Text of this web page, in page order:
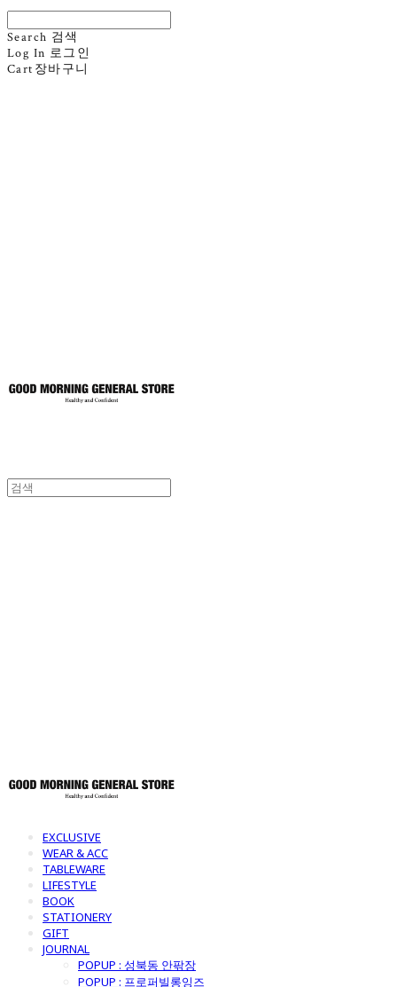
Search 검색
Log In 로그인
Cart 장바구니
EXCLUSIVE
WEAR & ACC
TABLEWARE
LIFESTYLE
BOOK
STATIONERY
GIFT
JOURNAL
POPUP : 성북동 안팎장
POPUP : 프로퍼빌롱잉즈